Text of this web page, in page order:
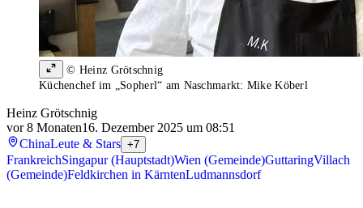
© Heinz Grötschnig
Küchenchef im „Sopherl“ am Naschmarkt: Mike Köberl
Heinz Grötschnig
vor 8 Monaten16. Dezember 2025 um 08:51
ChinaLeute & Stars +7
FrankreichSingapur (Hauptstadt)Wien (Gemeinde)GuttaringVillach
(Gemeinde)Feldkirchen in KärntenLudmannsdorf